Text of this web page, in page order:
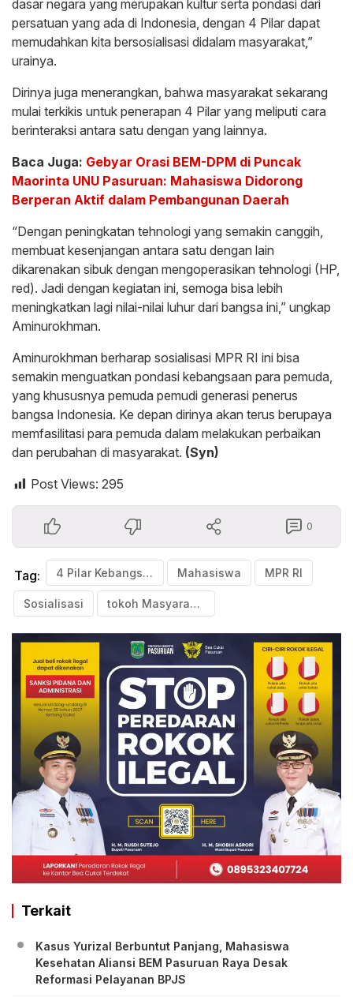
dasar negara yang merupakan kultur serta pondasi dari
persatuan yang ada di Indonesia, dengan 4 Pilar dapat
memudahkan kita bersosialisasi didalam masyarakat,”
urainya.
Dirinya juga menerangkan, bahwa masyarakat sekarang
mulai terkikis untuk penerapan 4 Pilar yang meliputi cara
berinteraksi antara satu dengan yang lainnya.
Baca Juga: Gebyar Orasi BEM-DPM di Puncak
Maorinta UNU Pasuruan: Mahasiswa Didorong
Berperan Aktif dalam Pembangunan Daerah
“Dengan peningkatan tehnologi yang semakin canggih,
membuat kesenjangan antara satu dengan lain
dikarenakan sibuk dengan mengoperasikan tehnologi (HP,
red). Jadi dengan kegiatan ini, semoga bisa lebih
meningkatkan lagi nilai-nilai luhur dari bangsa ini,” ungkap
Aminurokhman.
Aminurokhman berharap sosialisasi MPR RI ini bisa
semakin menguatkan pondasi kebangsaan para pemuda,
yang khususnya pemuda pemudi generasi penerus
bangsa Indonesia. Ke depan dirinya akan terus berupaya
memfasilitasi para pemuda dalam melakukan perbaikan
dan perubahan di masyarakat. (Syn)
Post Views: 295
0
Tag: 4 Pilar Kebangsaan Mahasiswa MPR RI
Sosialisasi tokoh Masyarakat Kota Pasuruan
Terkait
Kasus Yurizal Berbuntut Panjang, Mahasiswa
Kesehatan Aliansi BEM Pasuruan Raya Desak
Reformasi Pelayanan BPJS